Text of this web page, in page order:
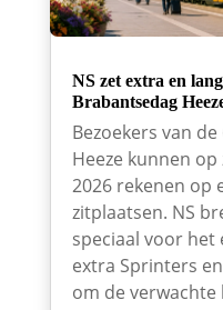
NS zet extra en
Brabantsedag
Bezoekers van
Heeze kunnen
2026 rekenen op
zitplaatsen. NS
speciaal voor
extra Sprinters
om de